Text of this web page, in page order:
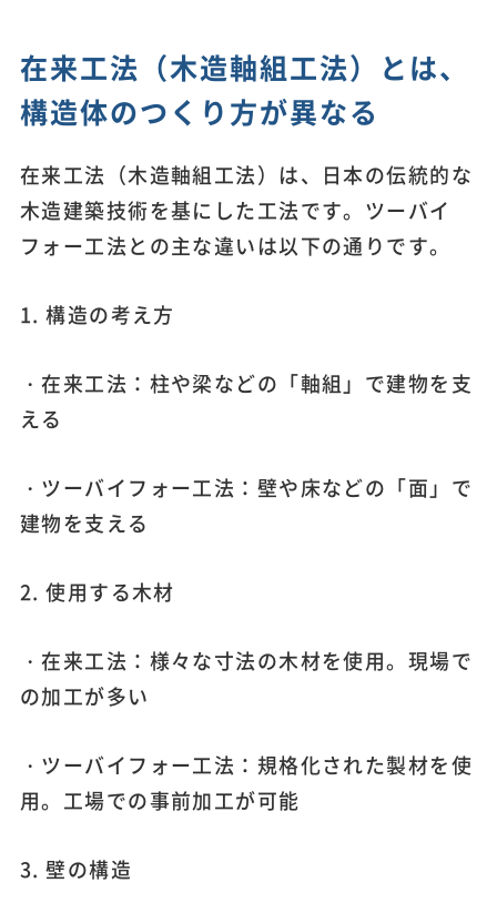
在来工法（木造軸組工法）とは、
構造体のつくり方が異なる
在来工法（木造軸組工法）は、日本の伝統的な
木造建築技術を基にした工法です。ツーバイ
フォー工法との主な違いは以下の通りです。
1. 構造の考え方
・在来工法：柱や梁などの「軸組」で建物を支
える
・ツーバイフォー工法：壁や床などの「面」で
建物を支える
2. 使用する木材
・在来工法：様々な寸法の木材を使用。現場で
の加工が多い
・ツーバイフォー工法：規格化された製材を使
用。工場での事前加工が可能
3. 壁の構造